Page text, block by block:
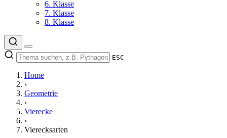
6. Klasse
7. Klasse
8. Klasse
ESC
Home
›
Geometrie
›
Vierecke
›
Vierecksarten